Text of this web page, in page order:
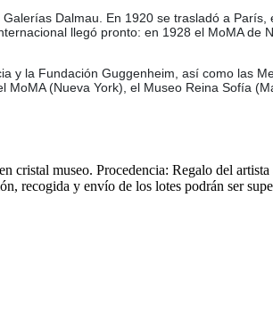
Dalmau. En 1920 se trasladó a
llegó pronto: en 1928 el MoMA de
la Fundación Guggenheim, así como las
(Nueva York), el Museo Reina Sofía
cristal museo. Procedencia: Regalo del artista
recogida y envío de los lotes podrán ser